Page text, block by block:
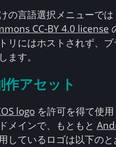
の言語選択メニューでは
CC-BY 4.0 license
リにはホストされず、
ます。
アセット
logoを許可を得て使用
メインで、もともと
しているロゴは以下のと